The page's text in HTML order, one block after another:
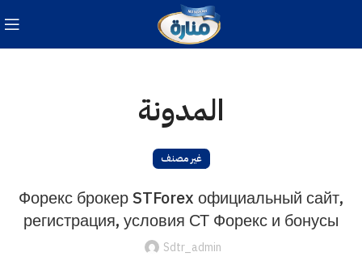
المدونة
غير مصنف
Форекс брокер STForex официальный сайт,
регистрация, условия СТ Форекс и бонусы
Sdtr_admin